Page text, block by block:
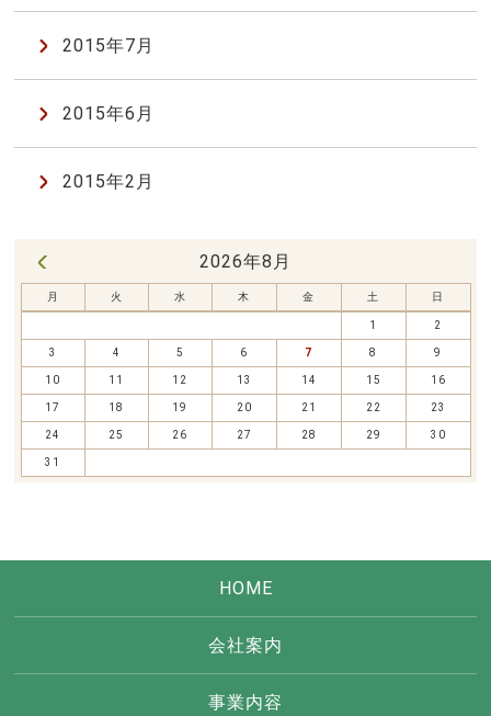
2015年7月
2015年6月
2015年2月
2026年8月
月 火 水 木 金 土 日
1 2
3 4 5 6 7 8 9
10 11 12 13 14 15 16
17 18 19 20 21 22 23
24 25 26 27 28 29 30
31
HOME
会社案内
事業内容